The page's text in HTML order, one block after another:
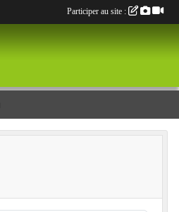
Participer au site :